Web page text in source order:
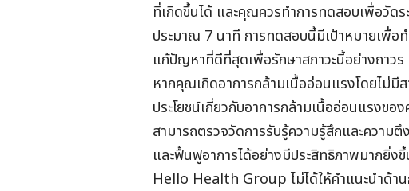
ที่เกิดขึ้นได้ และคุณควรทำการทดสอบเพื่อวัด
ประมาณ 7 นาที การทดสอบนี้มีเป้าหมายเพื่อ
แก้ปัญหาที่ดีที่สุดเพื่อรักษาสภาวะนี้อย่างถาวร
หากคุณเกิดอาการกล้ามเนื้ออ่อนแรงโดยไม่
ประโยชน์เกี่ยวกับอาการกล้ามเนื้ออ่อนแรงข
สามารถตรวจวัดการรับรู้ความรู้สึกและความ
และฟื้นฟูอาการได้อย่างมีประสิทธิภาพมากยิ่ง
Hello Health Group ไม่ได้ให้คำแนะนำด้